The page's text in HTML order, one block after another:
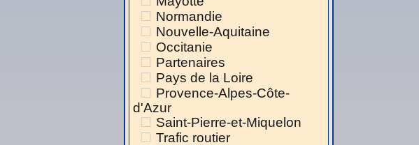
Normandie
Nouvelle-Aquitaine
Occitanie
Partenaires
Pays de la Loire
Provence-Alpes-Côte-
d'Azur
Saint-Pierre-et-Miquelon
Trafic routier